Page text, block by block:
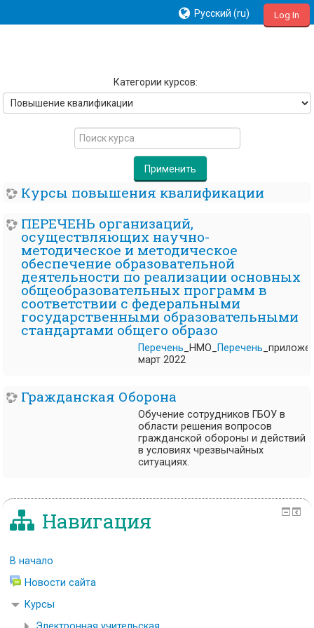
Log In
Русский ‎(ru)‎
Категории курсов:
Поиск
курса
Применить
Курсы повышения квалификации
ПЕРЕЧЕНЬ организаций,
осуществляющих научно-
методическое и методическое
обеспечение образовательной
деятельности по реализации основных
общеобразовательных программ в
соответствии с федеральными
государственными образовательными
стандартами общего образо
Перечень _НМО_ Перечень
март 2022
Гражданская Оборона
Обучение сотрудников ГБОУ в
области решения вопросов
гражданской обороны и действий
в условиях чрезвычайных
ситуациях.
Навигация
В начало
Новости сайта
Курсы